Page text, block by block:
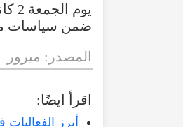
ضمن سياسات
المصدر: ميرور
اقرأ ايضًا:
أبرز الفعاليات في